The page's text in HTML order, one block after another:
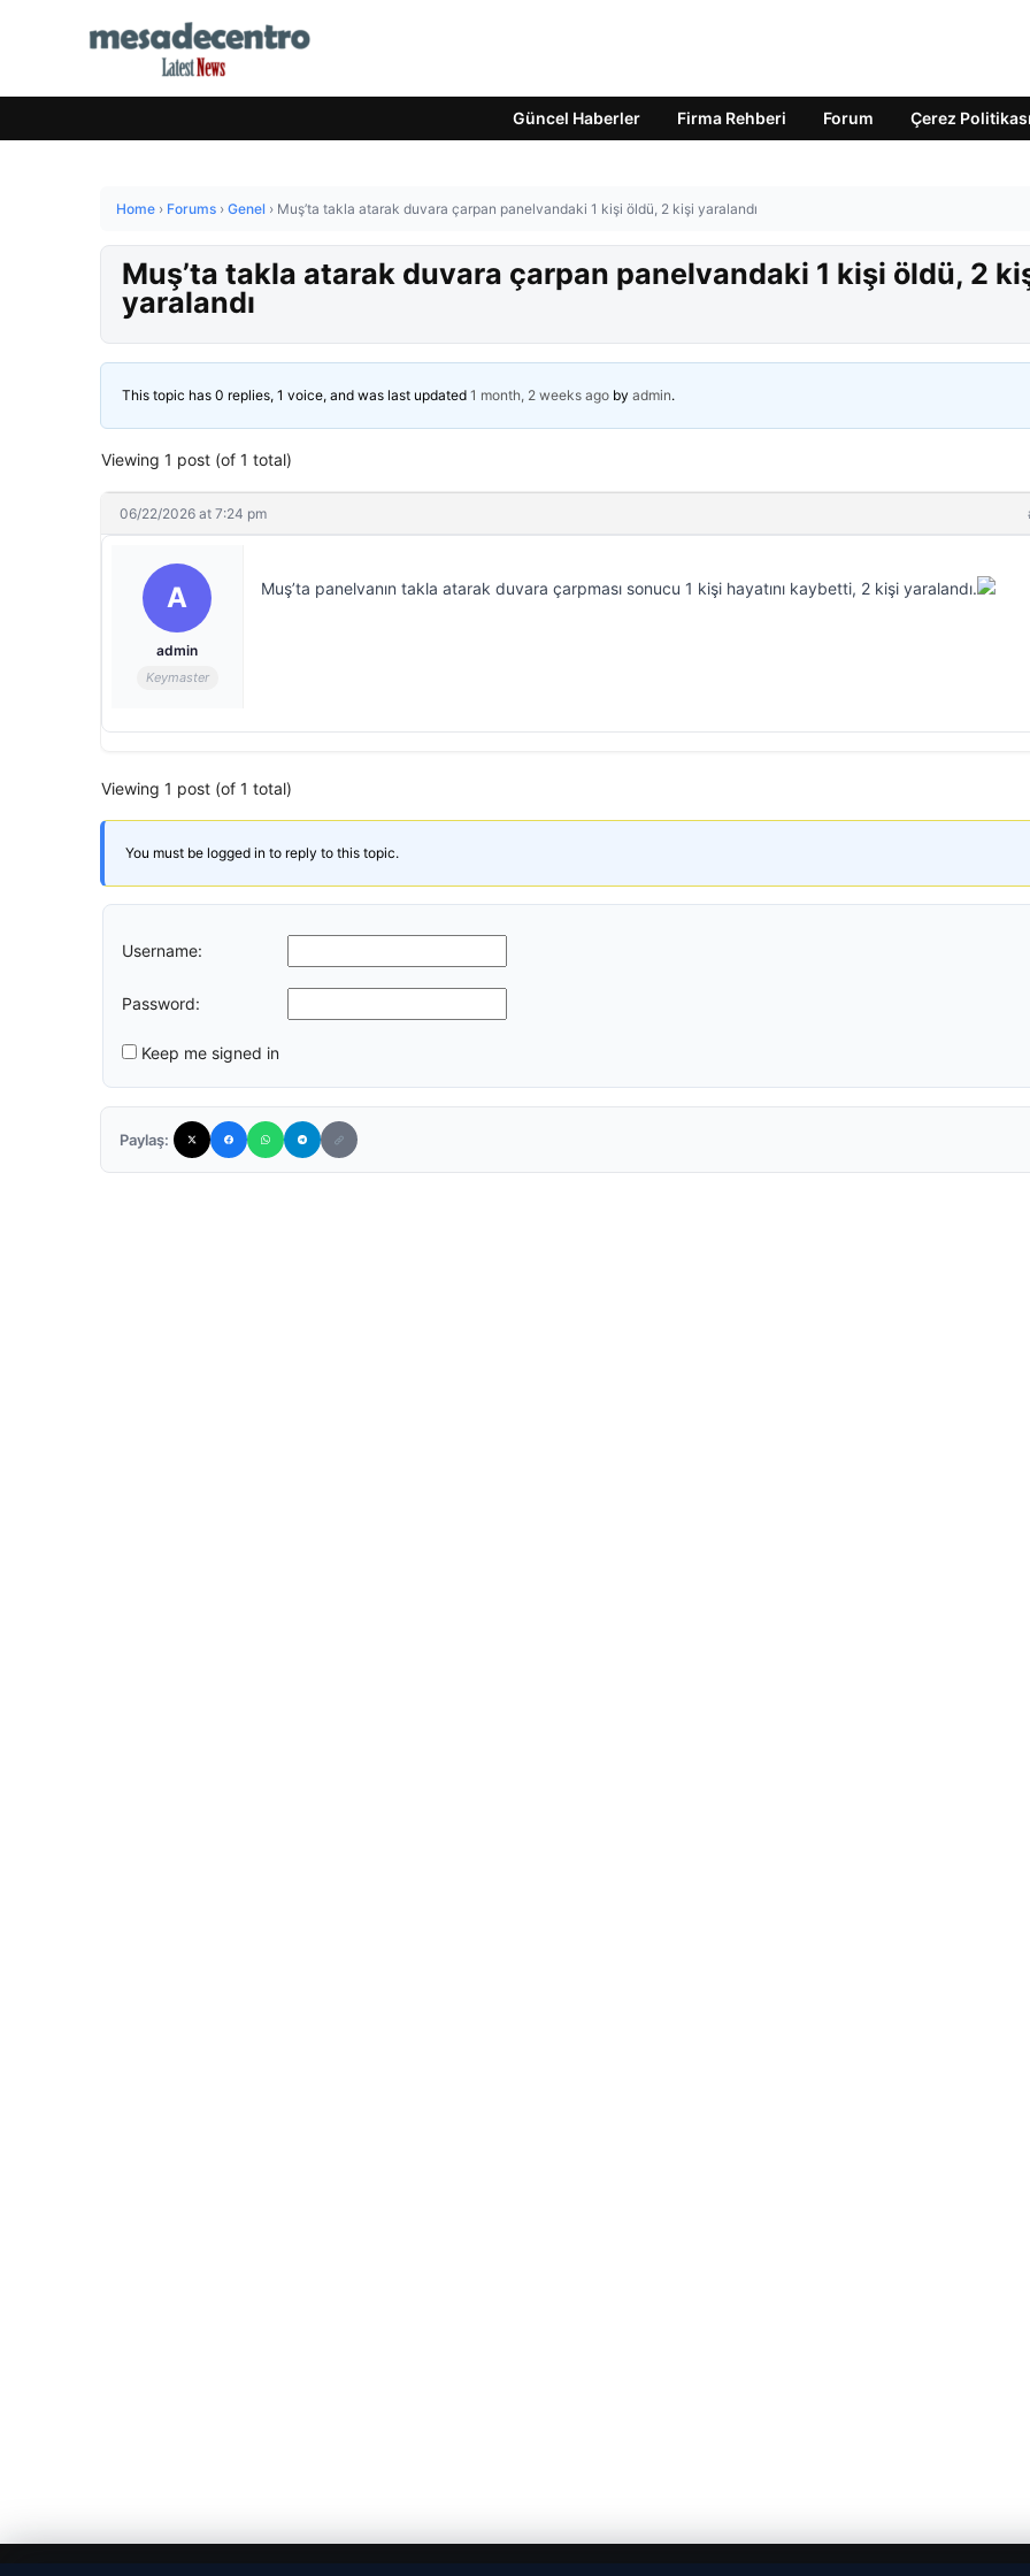
Güncel Haberler Firma Rehberi Forum Çerez Politikası
Home › Forums › Genel › Muş’ta takla atarak duvara çarpan panelvandaki 1 kişi öldü, 2 kişi yaralandı
Muş’ta takla atarak duvara çarpan panelvandaki 1 kişi öldü, 2
yaralandı
This topic has 0 replies, 1 voice, and was last updated 1 month, 2 weeks ago by admin.
Viewing 1 post (of 1 total)
06/22/2026 at 7:24 pm
A
admin
Keymaster
Muş’ta panelvanın takla atarak duvara çarpması sonucu 1 kişi hayatını kaybetti, 2 kişi yaralandı.
Viewing 1 post (of 1 total)
You must be logged in to reply to this topic.
Username:
Password:
Keep me signed in
Paylaş: